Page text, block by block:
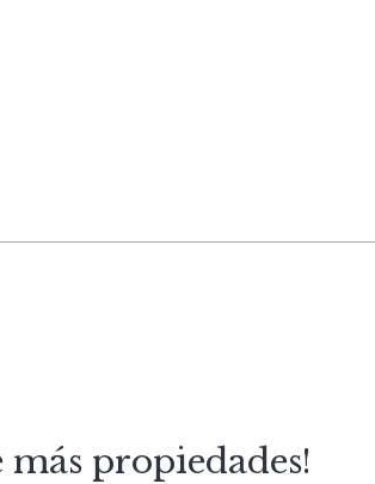
más propiedades!